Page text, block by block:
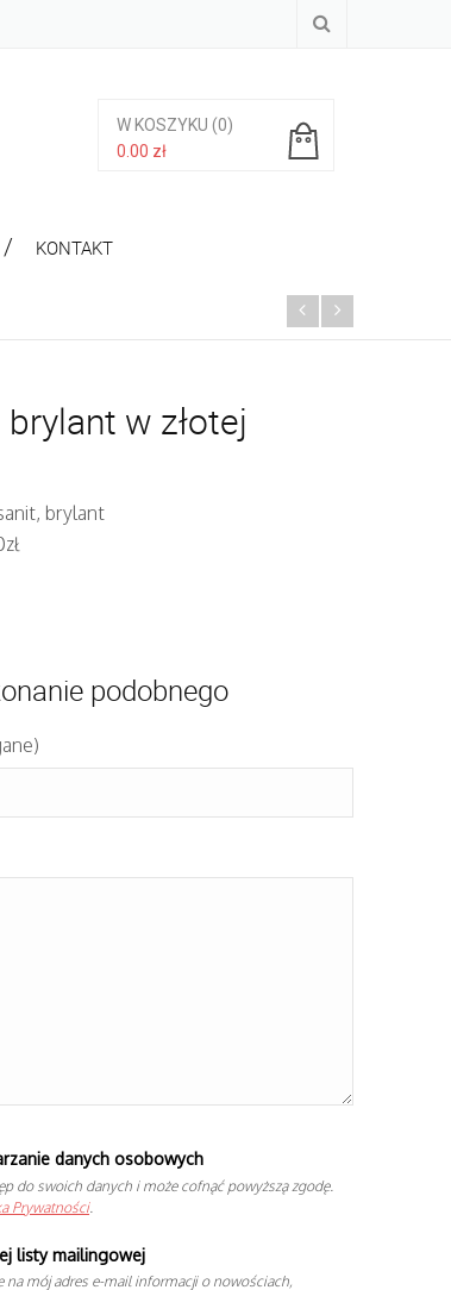
W KOSZYKU (0)
0.00 zł
KONTAKT
w złotej
brylant
podobnego
danych osobowych
do swoich danych i może cofnąć powyższą zgodę.
Prywatności.
listy mailingowej
na mój adres e-mail informacji o nowościach,